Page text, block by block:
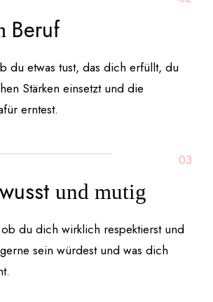
Beruf
du etwas tust, das dich erfüllt, du
Stärken einsetzt und die
erntest.
03
und mutig
du dich wirklich respektierst und
sein würdest und was dich